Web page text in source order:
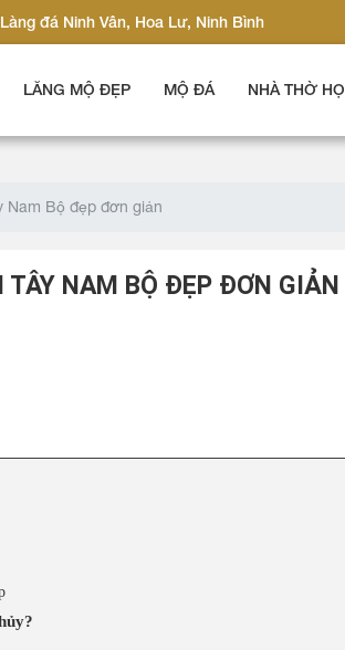
Làng đá Ninh Vân, Hoa Lư, Ninh Bình
LĂNG MỘ ĐẸP MỘ ĐÁ NHÀ THỜ HỌ
Nam Bộ đẹp đơn giản
NAM BỘ ĐẸP ĐƠN GIẢN